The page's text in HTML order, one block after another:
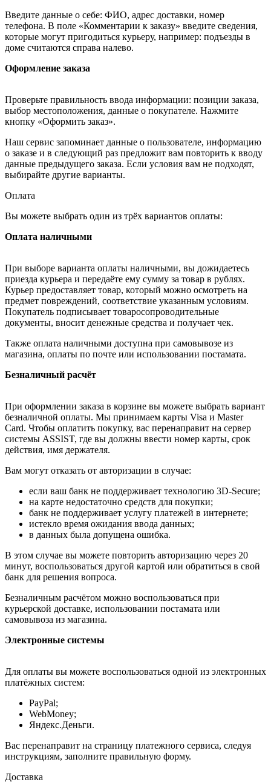
Введите данные о себе: ФИО, адрес доставки, номер
телефона. В поле «Комментарии к заказу» введите сведения,
которые могут пригодиться курьеру, например: подъезды в
доме считаются справа налево.
Оформление заказа
Проверьте правильность ввода информации: позиции заказа,
выбор местоположения, данные о покупателе. Нажмите
кнопку «Оформить заказ».
Наш сервис запоминает данные о пользователе, информацию
о заказе и в следующий раз предложит вам повторить к вводу
данные предыдущего заказа. Если условия вам не подходят,
выбирайте другие варианты.
Оплата
Вы можете выбрать один из трёх вариантов оплаты:
Оплата наличными
При выборе варианта оплаты наличными, вы дожидаетесь
приезда курьера и передаёте ему сумму за товар в рублях.
Курьер предоставляет товар, который можно осмотреть на
предмет повреждений, соответствие указанным условиям.
Покупатель подписывает товаросопроводительные
документы, вносит денежные средства и получает чек.
Также оплата наличными доступна при самовывозе из
магазина, оплаты по почте или использовании постамата.
Безналичный расчёт
При оформлении заказа в корзине вы можете выбрать вариант
безналичной оплаты. Мы принимаем карты Visa и Master
Card. Чтобы оплатить покупку, вас перенаправит на сервер
системы ASSIST, где вы должны ввести номер карты, срок
действия, имя держателя.
Вам могут отказать от авторизации в случае:
если ваш банк не поддерживает технологию 3D-Secure;
на карте недостаточно средств для покупки;
банк не поддерживает услугу платежей в интернете;
истекло время ожидания ввода данных;
в данных была допущена ошибка.
В этом случае вы можете повторить авторизацию через 20
минут, воспользоваться другой картой или обратиться в свой
банк для решения вопроса.
Безналичным расчётом можно воспользоваться при
курьерской доставке, использовании постамата или
самовывоза из магазина.
Электронные системы
Для оплаты вы можете воспользоваться одной из электронных
платёжных систем:
PayPal;
WebMoney;
Яндекс.Деньги.
Вас перенаправит на страницу платежного сервиса, следуя
инструкциям, заполните правильную форму.
Доставка